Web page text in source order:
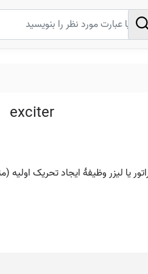
exciter
یا لیزر وظیفهٔ ایجاد تحریک اولیه